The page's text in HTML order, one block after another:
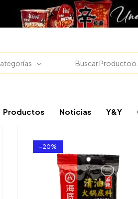
Productos Noticias Y&Y
-20%